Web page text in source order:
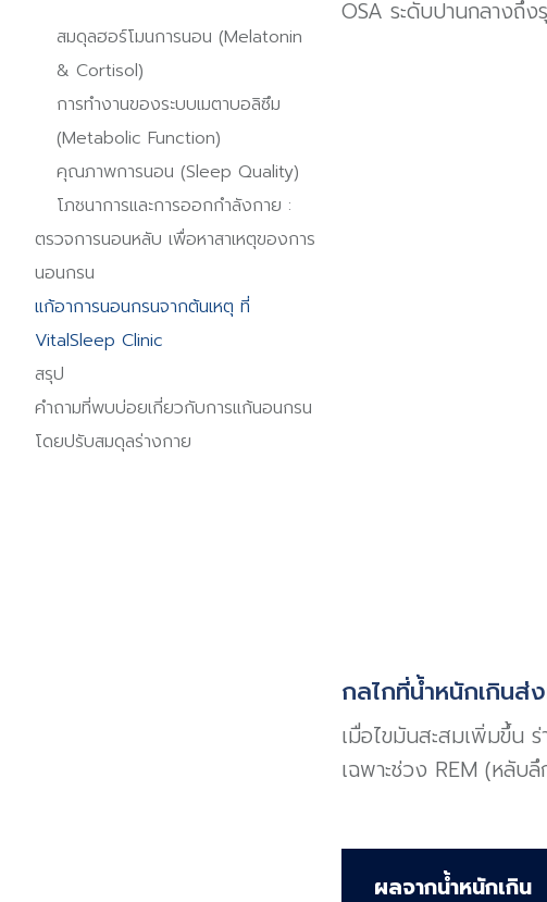
สมดุลฮอร์โมนการนอน (Melatonin
& Cortisol)
การทำงานของระบบเมตาบอลิซึม
(Metabolic Function)
คุณภาพการนอน (Sleep Quality)
โภชนาการและการออกกำลังกาย :
ตรวจการนอนหลับ เพื่อหาสาเหตุของการ
นอนกรน
แก้อาการนอนกรนจากต้นเหตุ ที่
VitalSleep Clinic
สรุป
คำถามที่พบบ่อยเกี่ยวกับการแก้นอนกรน
โดยปรับสมดุลร่างกาย
OSA ระดับปานกลางถึ
กลไกที่น้ำหนักเกิน
เมื่อไขมันสะสมเพิ่มขึ้น
เฉพาะช่วง REM (หลับ
ผลจากน้ำหนักเกิน